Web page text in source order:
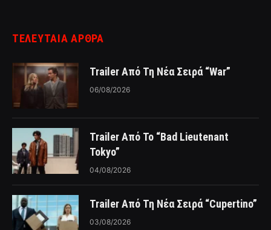
ΤΕΛΕΥΤΑΙΑ ΑΡΘΡΑ
Trailer Από Τη Νέα Σειρά “War”
06/08/2026
Trailer Από Το “Bad Lieutenant
Tokyo”
04/08/2026
Trailer Από Τη Νέα Σειρά “Cupertino”
03/08/2026